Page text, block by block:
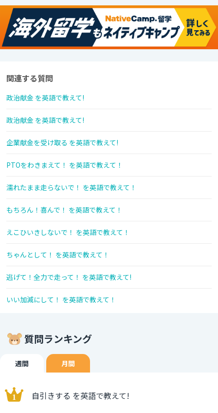
関連する質問
政治献金 を英語で教えて!
政治献金 を英語で教えて!
企業献金を受け取る を英語で教えて!
PTOをわきまえて！ を英語で教えて！
濡れたまま走らないで！ を英語で教えて！
もちろん！喜んで！ を英語で教えて！
えこひいきしないで！ を英語で教えて！
ちゃんとして！ を英語で教えて！
逃げて！全力で走って！ を英語で教えて!
いい加減にして！ を英語で教えて！
質問ランキング
週間 月間
自引きする を英語で教えて!